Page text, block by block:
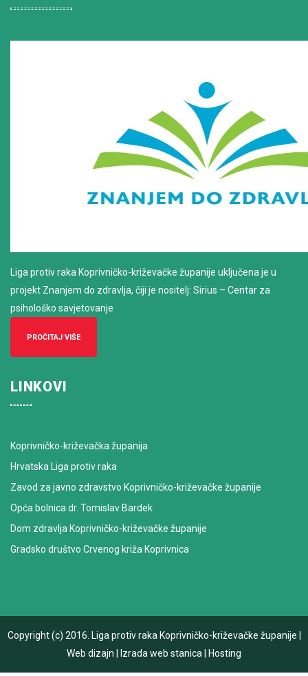
Liga protiv raka Koprivničko-križevačke županije uključena je u
projekt Znanjem do zdravlja, čiji je nositelj: Sirius – Centar za
psihološko savjetovanje
PROČITAJ VIŠE
LINKOVI
Koprivničko-križevačka županija
Hrvatska Liga protiv raka
Zavod za javno zdravstvo Koprivničko-križevačke županije
Opća bolnica dr. Tomislav Bardek
Dom zdravlja Koprivničko-križevačke županije
Gradsko društvo Crvenog križa Koprivnica
Copyright (c) 2016. Liga protiv raka Koprivničko-križevačke županije
Web dizajn
Izrada web stanica Hosting